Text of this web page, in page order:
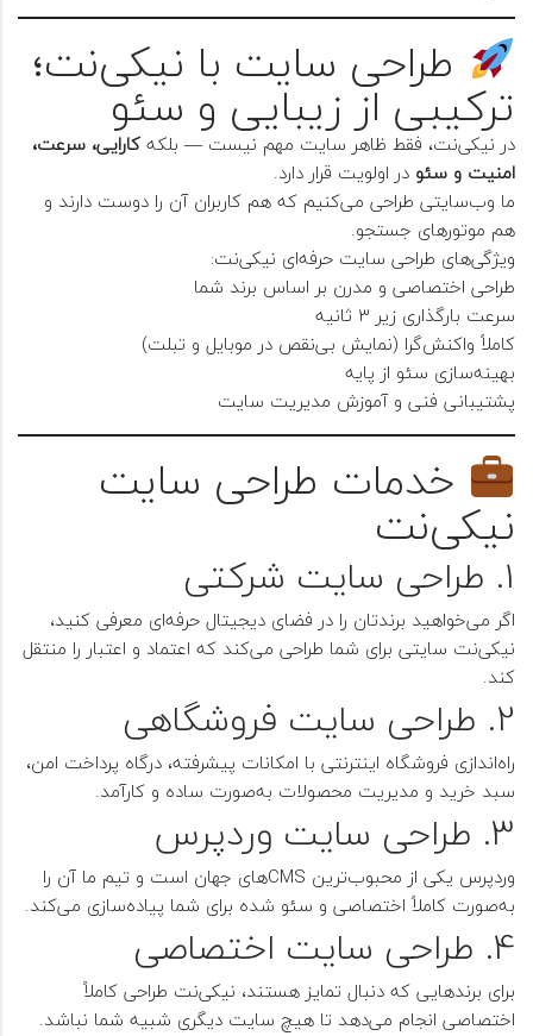
طراحی سایت با نیکی‌نت؛
ترکیبی از زیبایی و سئو
در نیکی‌نت، فقط ظاهر سایت مهم نیست — بلکهکارایی، سرعت،
امنیت و سئو در اولویت قرار دارد.
ما وب‌سایتی طراحی می‌کنیم که هم کاربران آن را دوست دارند و
هم موتورهای جستجو.
ویژگی‌های طراحی سایت حرفه‌ای نیکی‌نت:
طراحی اختصاصی و مدرن بر اساس برند شما
سرعت بارگذاری زیر ۳ ثانیه
کاملاً واکنش‌گرا (نمایش بی‌نقص در موبایل و تبلت)
بهینه‌سازی سئو از پایه
پشتیبانی فنی و آموزش مدیریت سایت
خدمات طراحی سایت
نیکی‌نت
1. طراحی سایت شرکتی
اگر می‌خواهید برندتان را در فضای دیجیتال حرفه‌ای معرفی کنید،
نیکی‌نت سایتی برای شما طراحی می‌کند که اعتماد و اعتبار را منتقل
کند.
2. طراحی سایت فروشگاهی
راه‌اندازی فروشگاه اینترنتی با امکانات پیشرفته، درگاه پرداخت امن،
سبد خرید و مدیریت محصولات به‌صورت ساده و کارآمد.
3. طراحی سایت وردپرس
وردپرس یکی از محبوب‌ترین CMSهای جهان است و تیم ما آن را
به‌صورت کاملاً اختصاصی و سئو شده برای شما پیاده‌سازی می‌کند.
4. طراحی سایت اختصاصی
برای برندهایی که دنبال تمایز هستند، نیکی‌نت طراحی کاملاً
اختصاصی انجام می‌دهد تا هیچ سایت دیگری شبیه شما نباشد.